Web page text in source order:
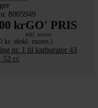
8005949
krGO' PRIS
inkl. moms
kr. ekskl. moms.)
nr. 1 til karburator 43
52 cc